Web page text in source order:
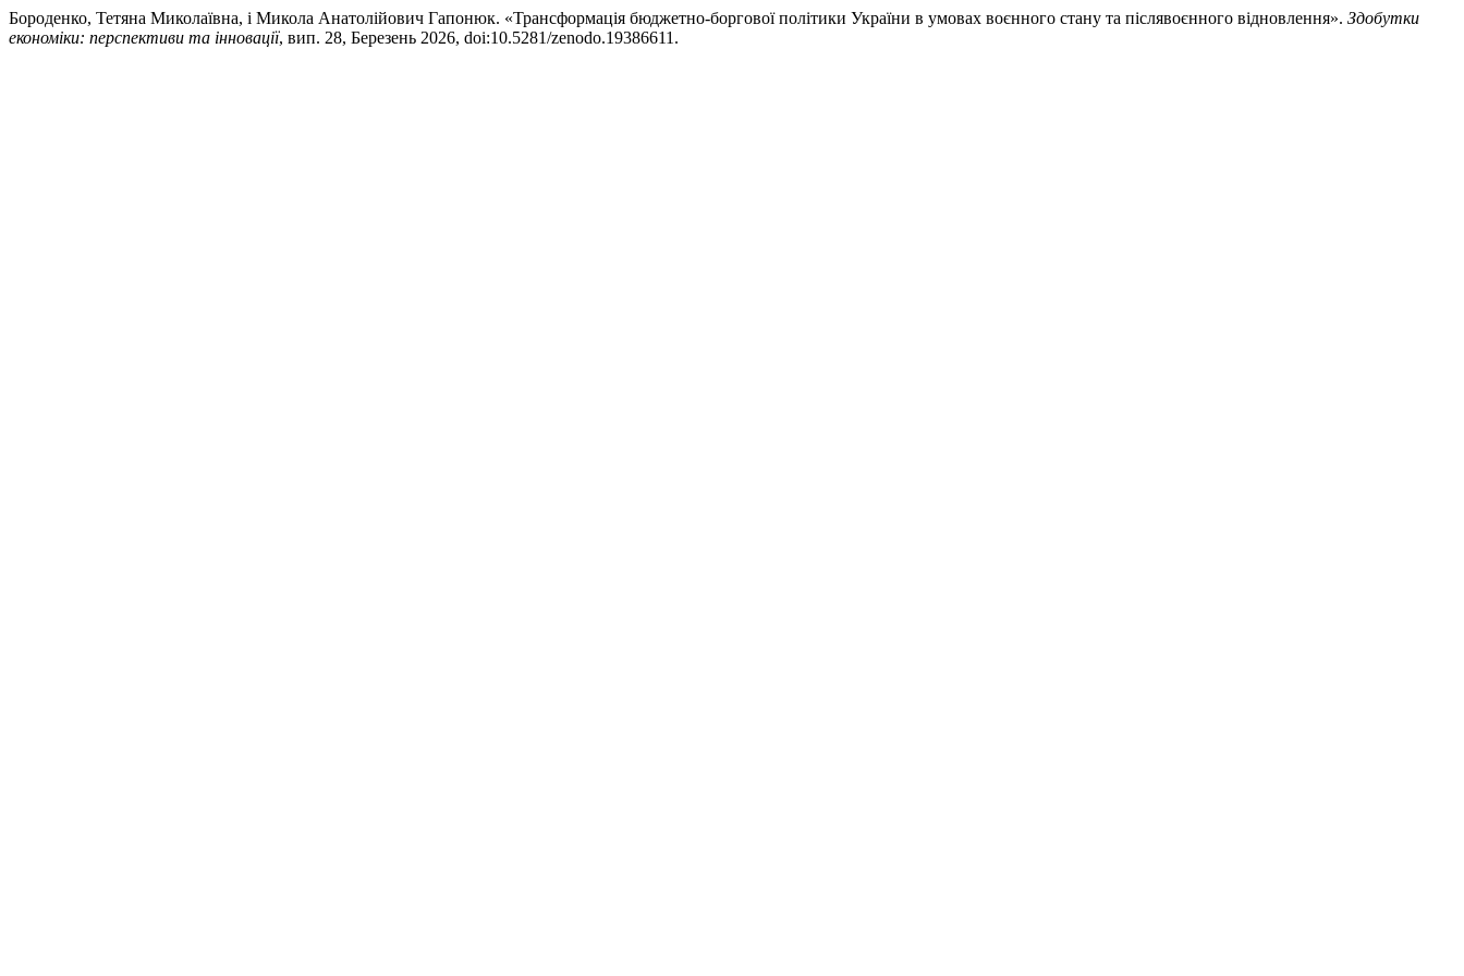
Бороденко, Тетяна Миколаївна, і Микола Анатолійович Гапонюк. «Трансформація бюджетно-боргової політики України в умовах воєнного стану та післявоєнного відновлення». Здобутки
економіки: перспективи та інновації, вип. 28, Березень 2026, doi:10.5281/zenodo.19386611.